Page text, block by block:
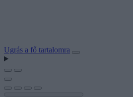
Ugrás a fő tartalomra